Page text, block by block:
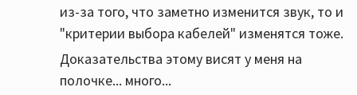
из-за того, что заметно изменится звук, то и
"критерии выбора кабелей" изменятся тоже.
Доказательства этому висят у меня на
полочке... много...